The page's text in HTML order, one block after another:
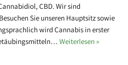
CBD. Wir sind
Sie unseren Hauptsitz sowie
wird Cannabis in erster
Weiterlesen »